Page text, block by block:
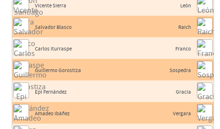
Vicente Sierra
Salvador Blasco
Carlos Iturraspe
Guillermo Gorostiza
Epi Fernández
Amadeo Ibáñez
León
Raich
Franco
Sospedra
Gracia
Vergara